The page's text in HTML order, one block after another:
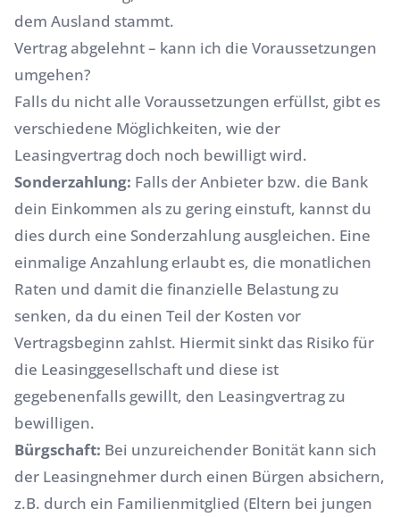
dem Ausland stammt.
Vertrag abgelehnt – kann ich die Voraussetzungen
umgehen?
Falls du nicht alle Voraussetzungen erfüllst, gibt es
verschiedene Möglichkeiten, wie der
Leasingvertrag doch noch bewilligt wird.
Sonderzahlung: Falls der Anbieter bzw. die Bank
dein Einkommen als zu gering einstuft, kannst du
dies durch eine Sonderzahlung ausgleichen. Eine
einmalige Anzahlung erlaubt es, die monatlichen
Raten und damit die finanzielle Belastung zu
senken, da du einen Teil der Kosten vor
Vertragsbeginn zahlst. Hiermit sinkt das Risiko für
die Leasinggesellschaft und diese ist
gegebenenfalls gewillt, den Leasingvertrag zu
bewilligen.
Bürgschaft: Bei unzureichender Bonität kann sich
der Leasingnehmer durch einen Bürgen absichern,
z.B. durch ein Familienmitglied (Eltern bei jungen